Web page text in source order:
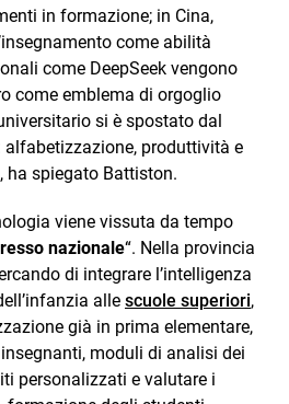
in formazione; in Cina,
come abilità
come DeepSeek vengono
come emblema di orgoglio
si è spostato dal
produttività e
ha spiegato Battiston.
viene vissuta da tempo
nazionale“. Nella provincia
di integrare l’intelligenza
alle scuole superiori,
già in prima elementare,
moduli di analisi dei
personalizzati e valutare i